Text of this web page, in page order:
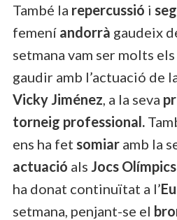
També la repercussió i
femení andorrà gaudeix
setmana vam ser molts
gaudir amb l’actuació de
Vicky Jiménez, a la seva
torneig professional.
ens ha fet somiar amb la
actuació als Jocs
ha donat continuïtat a l’
setmana, penjant-se el